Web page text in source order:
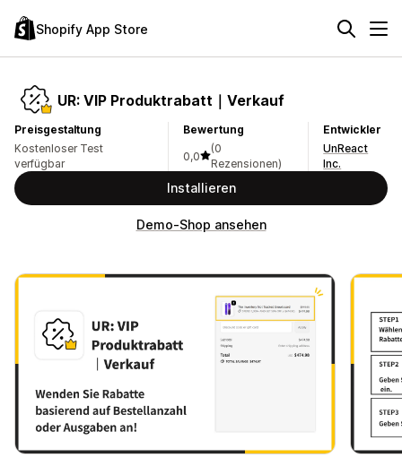
Shopify App Store
UR: VIP Produktrabatt｜Verkauf
Preisgestaltung
Kostenloser Test
verfügbar
Bewertung
0,0
(0
Rezensionen)
Entwickler
UnReact
Inc.
Installieren
Demo-Shop ansehen